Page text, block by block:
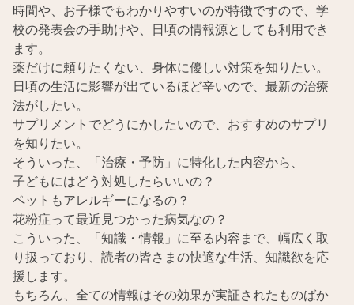
時間や、お子様でもわかりやすいのが特徴ですので、学
校の発表会の手助けや、日頃の情報源としても利用でき
ます。
薬だけに頼りたくない、身体に優しい対策を知りたい。
日頃の生活に影響が出ているほど辛いので、最新の治療
法がしたい。
サプリメントでどうにかしたいので、おすすめのサプリ
を知りたい。
そういった、「治療・予防」に特化した内容から、
子どもにはどう対処したらいいの？
ペットもアレルギーになるの？
花粉症って最近見つかった病気なの？
こういった、「知識・情報」に至る内容まで、幅広く取
り扱っており、読者の皆さまの快適な生活、知識欲を応
援します。
もちろん、全ての情報はその効果が実証されたものばか